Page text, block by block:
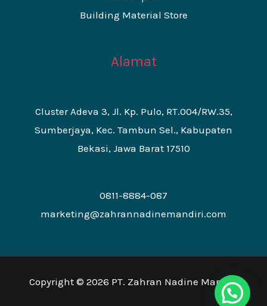
Building Material Store
Alamat
Cluster Adeva 3, Jl. Kp. Pulo, RT.004/RW.35,
Sumberjaya, Kec. Tambun Sel., Kabupaten
Bekasi, Jawa Barat 17510
0811-8884-087
marketing@zahrannadinemandiri.com
Copyright © 2026 PT. Zahran Nadine Mandiri